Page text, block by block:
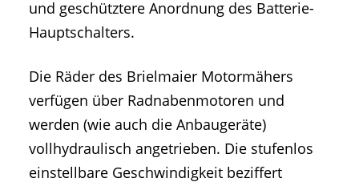
und geschütztere Anordnung des Batterie-
Hauptschalters.
Die Räder des Brielmaier Motormähers
verfügen über Radnabenmotoren und
werden (wie auch die Anbaugeräte)
vollhydraulisch angetrieben. Die stufenlos
einstellbare Geschwindigkeit beziffert